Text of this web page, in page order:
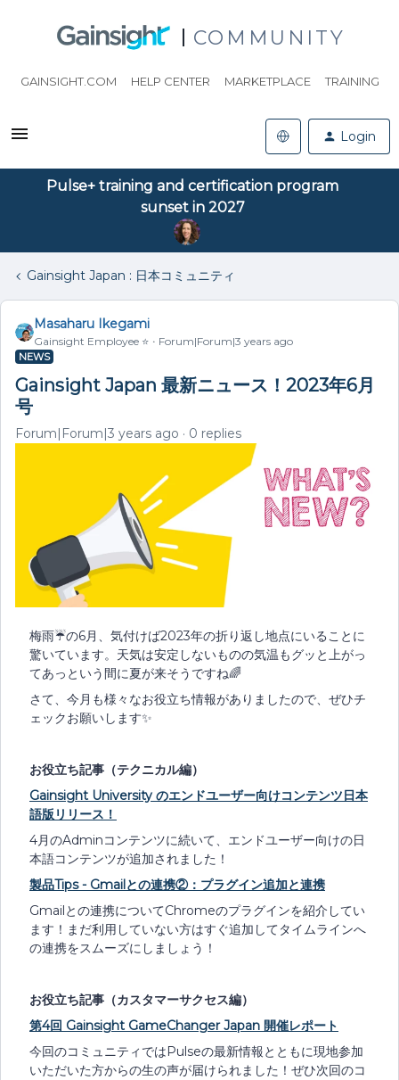
COMMUNITY
GAINSIGHT.COM HELP CENTER MARKETPLACE TRAINING
Login
Pulse+ training and certification program
sunset in 2027
Gainsight Japan : 日本コミュニティ
Masaharu Ikegami
Gainsight Employee ⭐️ Forum|Forum|3 years ago
NEWS
Gainsight Japan 最新ニュース！2023年6月
号
Forum|Forum|3 years ago 0 replies
梅雨☔️の6月、気付けば2023年の折り返し地点にいることに
驚いています。天気は安定しないものの気温もグッと上がっ
てあっという間に夏が来そうですね🌈
さて、今月も様々なお役立ち情報がありましたので、ぜひチ
ェックお願いします✨
お役立ち記事（テクニカル編）
Gainsight University のエンドユーザー向けコンテンツ日本
語版リリース！
4月のAdminコンテンツに続いて、エンドユーザー向けの日
本語コンテンツが追加されました！
製品Tips - Gmailとの連携②：プラグイン追加と連携
Gmailとの連携についてChromeのプラグインを紹介してい
ます！まだ利用していない方はすぐ追加してタイムラインへ
の連携をスムーズにしましょう！
お役立ち記事（カスタマーサクセス編）
第4回 Gainsight GameChanger Japan 開催レポート
今回のコミュニティではPulseの最新情報とともに現地参加
いただいた方からの生の声が届けられました！ぜひ次回のコ